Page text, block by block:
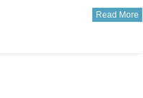
Read More